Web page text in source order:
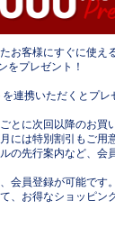
お客様にすぐに使え
をプレゼント！
連携いただくとプレ
とに次回以降のお買
には特別割引もご用
の先行案内など、会
会員登録が可能です。
、お得なショッピン